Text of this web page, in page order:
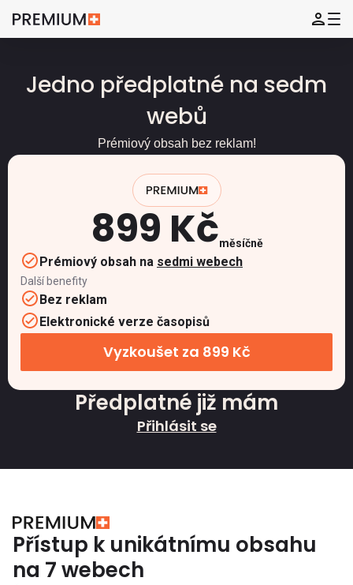
Jedno předplatné na sedm
webů
Prémiový obsah bez reklam!
899 Kčměsíčně
Prémiový obsah na sedmi webech
Další benefity
Bez reklam
Elektronické verze časopisů
Vyzkoušet za 899 Kč
Předplatné již mám
Přihlásit se
Přístup k unikátnímu obsahu
na 7 webech